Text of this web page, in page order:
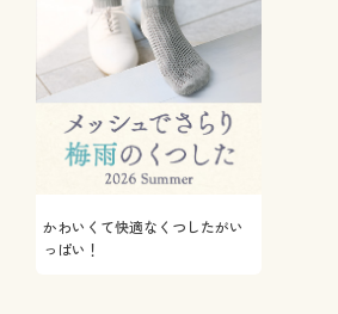
かわいくて快適なくつしたがい
っぱい！